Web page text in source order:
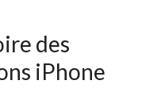
des
iPhone